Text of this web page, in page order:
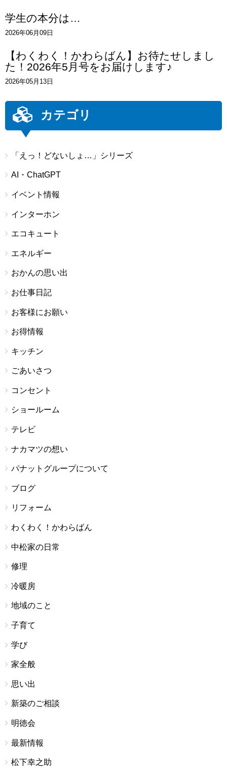
学生の本分は…
2026年06月09日
【わくわく！かわらばん】お待たせしまし
た！2026年5月号をお届けします♪
2026年05月13日
カテゴリ
「えっ！どないしょ…」シリーズ
AI・ChatGPT
イベント情報
インターホン
エコキュート
エネルギー
おかんの思い出
お仕事日記
お客様にお願い
お得情報
キッチン
ごあいさつ
コンセント
ショールーム
テレビ
ナカマツの想い
パナットグループについて
ブログ
リフォーム
わくわく！かわらばん
中松家の日常
修理
冷暖房
地域のこと
子育て
学び
家全般
思い出
新築のご相談
明徳会
最新情報
松下幸之助